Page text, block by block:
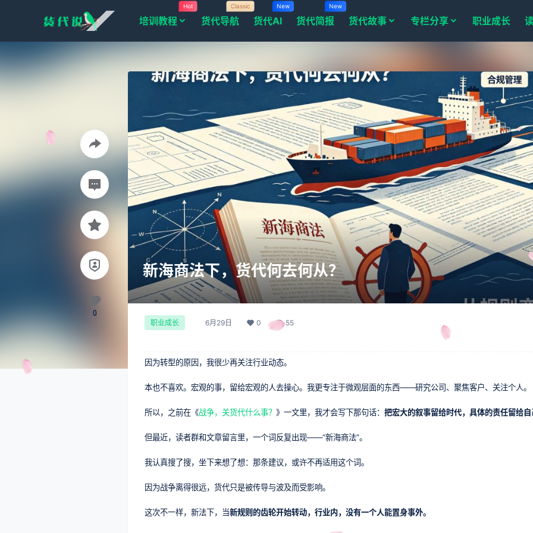
培训教程
Hot
货代导航
Classic
货代AI
New
货代简报
New
货代故事 专栏分享 职业成长
新海商法下，货代何去何从？
职业成长 6月29日 0 55
因为转型的原因，我很少再关注行业动态。
本也不喜欢。宏观的事，留给宏观的人去操心。我更专注于微观层面的东西——研究公司、聚焦客户、关注个人。
所以，之前在《战争，关货代什么事？ 》一文里，我才会写下那句话： 把宏大的叙事留给时代，具体的责任留给自
但最近，读者群和文章留言里，一个词反复出现——“新海商法”。
我认真搜了搜，坐下来想了想：那条建议，或许不再适用这个词。
因为战争离得很远，货代只是被传导与波及而受影响。
这次不一样，新法下，当新规则的齿轮开始转动，行业内，没有一个人能置身事外。
0